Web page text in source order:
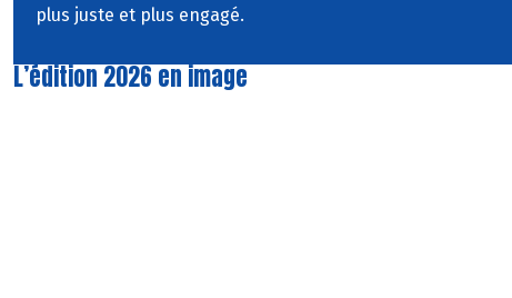
plus juste et plus engagé.
L’édition 2026 en image